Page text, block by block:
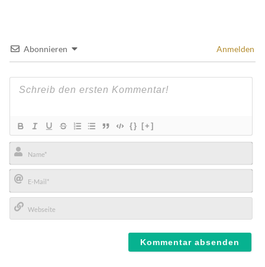
Abonnieren Anmelden
{} [+]
Name*
E-
Mail*